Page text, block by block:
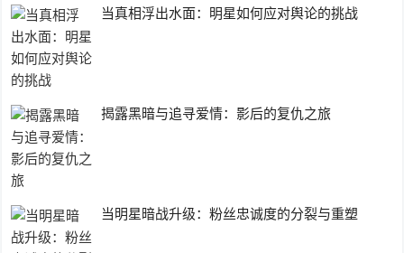
当真相浮出水面：明星如何应对舆论的挑战
揭露黑暗与追寻爱情：影后的复仇之旅
当明星暗战升级：粉丝忠诚度的分裂与重塑